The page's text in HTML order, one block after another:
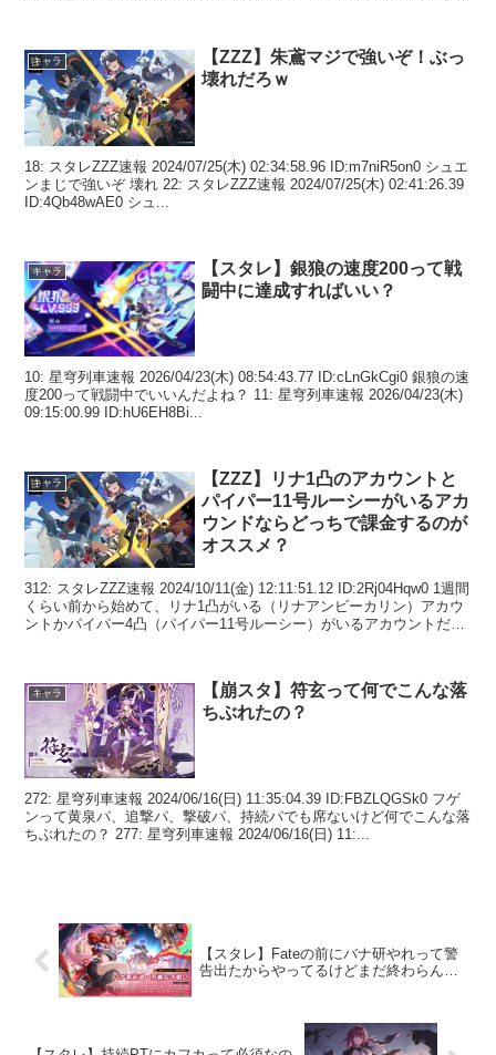
キャラ
【ZZZ】朱鳶マジで強いぞ！ぶっ
壊れだろｗ
18: スタレZZZ速報 2024/07/25(木) 02:34:58.96 ID:m7niR5on0 シュエ
ンまじで強いぞ 壊れ 22: スタレZZZ速報 2024/07/25(木) 02:41:26.39
ID:4Qb48wAE0 シュ...
キャラ
【スタレ】銀狼の速度200って戦
闘中に達成すればいい？
10: 星穹列車速報 2026/04/23(木) 08:54:43.77 ID:cLnGkCgi0 銀狼の速
度200って戦闘中でいいんだよね？ 11: 星穹列車速報 2026/04/23(木)
09:15:00.99 ID:hU6EH8Bi...
キャラ
【ZZZ】リナ1凸のアカウントと
パイパー11号ルーシーがいるアカ
ウンドならどっちで課金するのが
オススメ？
312: スタレZZZ速報 2024/10/11(金) 12:11:51.12 ID:2Rj04Hqw0 1週間
くらい前から始めて、リナ1凸がいる（リナアンビーカリン）アカウ
ントかパイパー4凸（パイパー11号ルーシー）がいるアカウントだっ
キャラ
【崩スタ】符玄って何でこんな落
ちぶれたの？
272: 星穹列車速報 2024/06/16(日) 11:35:04.39 ID:FBZLQGSk0 フゲ
ンって黄泉パ、追撃パ、撃破パ、持続パでも席ないけど何でこんな落
ちぶれたの？ 277: 星穹列車速報 2024/06/16(日) 11:...
【スタレ】Fateの前にバナ研やれって警
告出たからやってるけどまだ終わらん…